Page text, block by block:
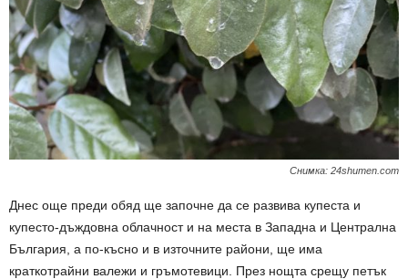
Снимка: 24shumen.com
Днес още преди обяд ще започне да се развива купеста и
купесто-дъждовна облачност и на места в Западна и Централна
България, а по-късно и в източните райони, ще има
краткотрайни валежи и гръмотевици. През нощта срещу петък